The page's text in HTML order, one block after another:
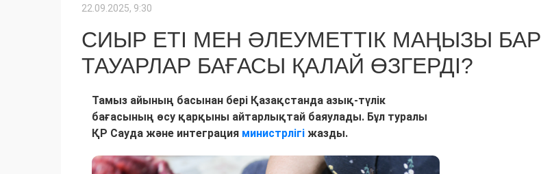
22.09.2025, 9:30
СИЫР ЕТІ МЕН ӘЛЕУМЕТТІК МАҢЫЗЫ БАР
ТАУАРЛАР БАҒАСЫ ҚАЛАЙ ӨЗГЕРДІ?
Тамыз айының басынан бері Қазақстанда азық-түлік
бағасының өсу қарқыны айтарлықтай баяулады. Бұл туралы
ҚР Сауда және интеграция министрлігі жазды.